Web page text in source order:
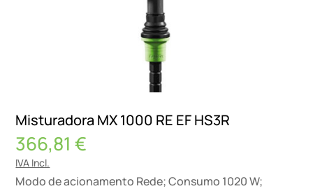
Misturadora MX 1000 RE EF HS3R
366,81€
IVA Incl.
Modo de acionamento Rede; Consumo 1020 W;